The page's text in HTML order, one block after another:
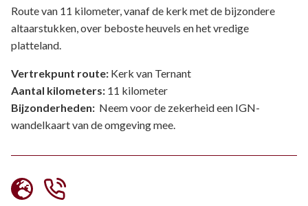
Route van 11 kilometer, vanaf de kerk met de bijzondere
altaarstukken, over beboste heuvels en het vredige
platteland.
Vertrekpunt route: Kerk van Ternant
Aantal kilometers: 11 kilometer
Bijzonderheden: Neem voor de zekerheid een IGN-
wandelkaart van de omgeving mee.